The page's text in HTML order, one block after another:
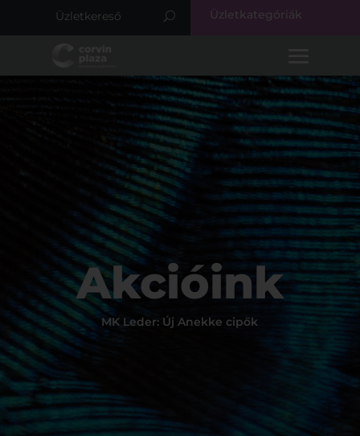
Üzletkategóriák
Akcióink
MK Leder: Új Anekke cipők